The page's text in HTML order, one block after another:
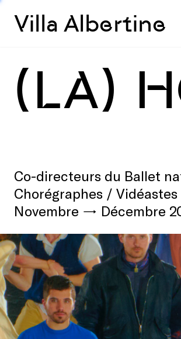
Villa Albertine
(LA)
Co-directeurs du Ballet
Chorégraphes / Vidéastes
Novembre → Décembre